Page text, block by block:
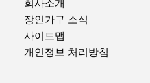
회사소개
장인가구 소식
사이트맵
개인정보 처리방침